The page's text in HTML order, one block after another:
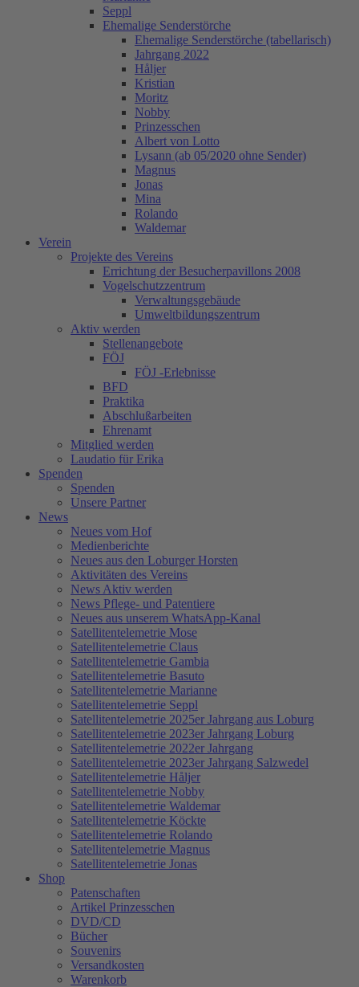
Seppl
Ehemalige Senderstörche
Ehemalige Senderstörche (tabellarisch)
Jahrgang 2022
Håljer
Kristian
Moritz
Nobby
Prinzesschen
Albert von Lotto
Lysann (ab 05/2020 ohne Sender)
Magnus
Jonas
Mina
Rolando
Waldemar
Verein
Projekte des Vereins
Errichtung der Besucherpavillons 2008
Vogelschutzzentrum
Verwaltungsgebäude
Umweltbildungszentrum
Aktiv werden
Stellenangebote
FÖJ
FÖJ -Erlebnisse
BFD
Praktika
Abschlußarbeiten
Ehrenamt
Mitglied werden
Laudatio für Erika
Spenden
Spenden
Unsere Partner
News
Neues vom Hof
Medienberichte
Neues aus den Loburger Horsten
Aktivitäten des Vereins
News Aktiv werden
News Pflege- und Patentiere
Neues aus unserem WhatsApp-Kanal
Satellitentelemetrie Mose
Satellitentelemetrie Claus
Satellitentelemetrie Gambia
Satellitentelemetrie Basuto
Satellitentelemetrie Marianne
Satellitentelemetrie Seppl
Satellitentelemetrie 2025er Jahrgang aus Loburg
Satellitentelemetrie 2023er Jahrgang Loburg
Satellitentelemetrie 2022er Jahrgang
Satellitentelemetrie 2023er Jahrgang Salzwedel
Satellitentelemetrie Håljer
Satellitentelemetrie Nobby
Satellitentelemetrie Waldemar
Satellitentelemetrie Köckte
Satellitentelemetrie Rolando
Satellitentelemetrie Magnus
Satellitentelemetrie Jonas
Shop
Patenschaften
Artikel Prinzesschen
DVD/CD
Bücher
Souvenirs
Versandkosten
Warenkorb